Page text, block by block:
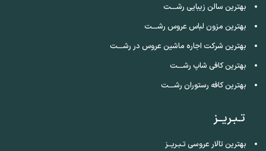
بهترین سالن زیبایی رشـــت
بهترین مزون لباس عروس رشـــت
بهترین شرکت اجاره ماشین عروس در رشـــت
بهترین کافی شاپ رشـــت
بهترین کافه رستوران رشـــت
تـبـریــز
بهترین تالار عروسی تـبـریــز